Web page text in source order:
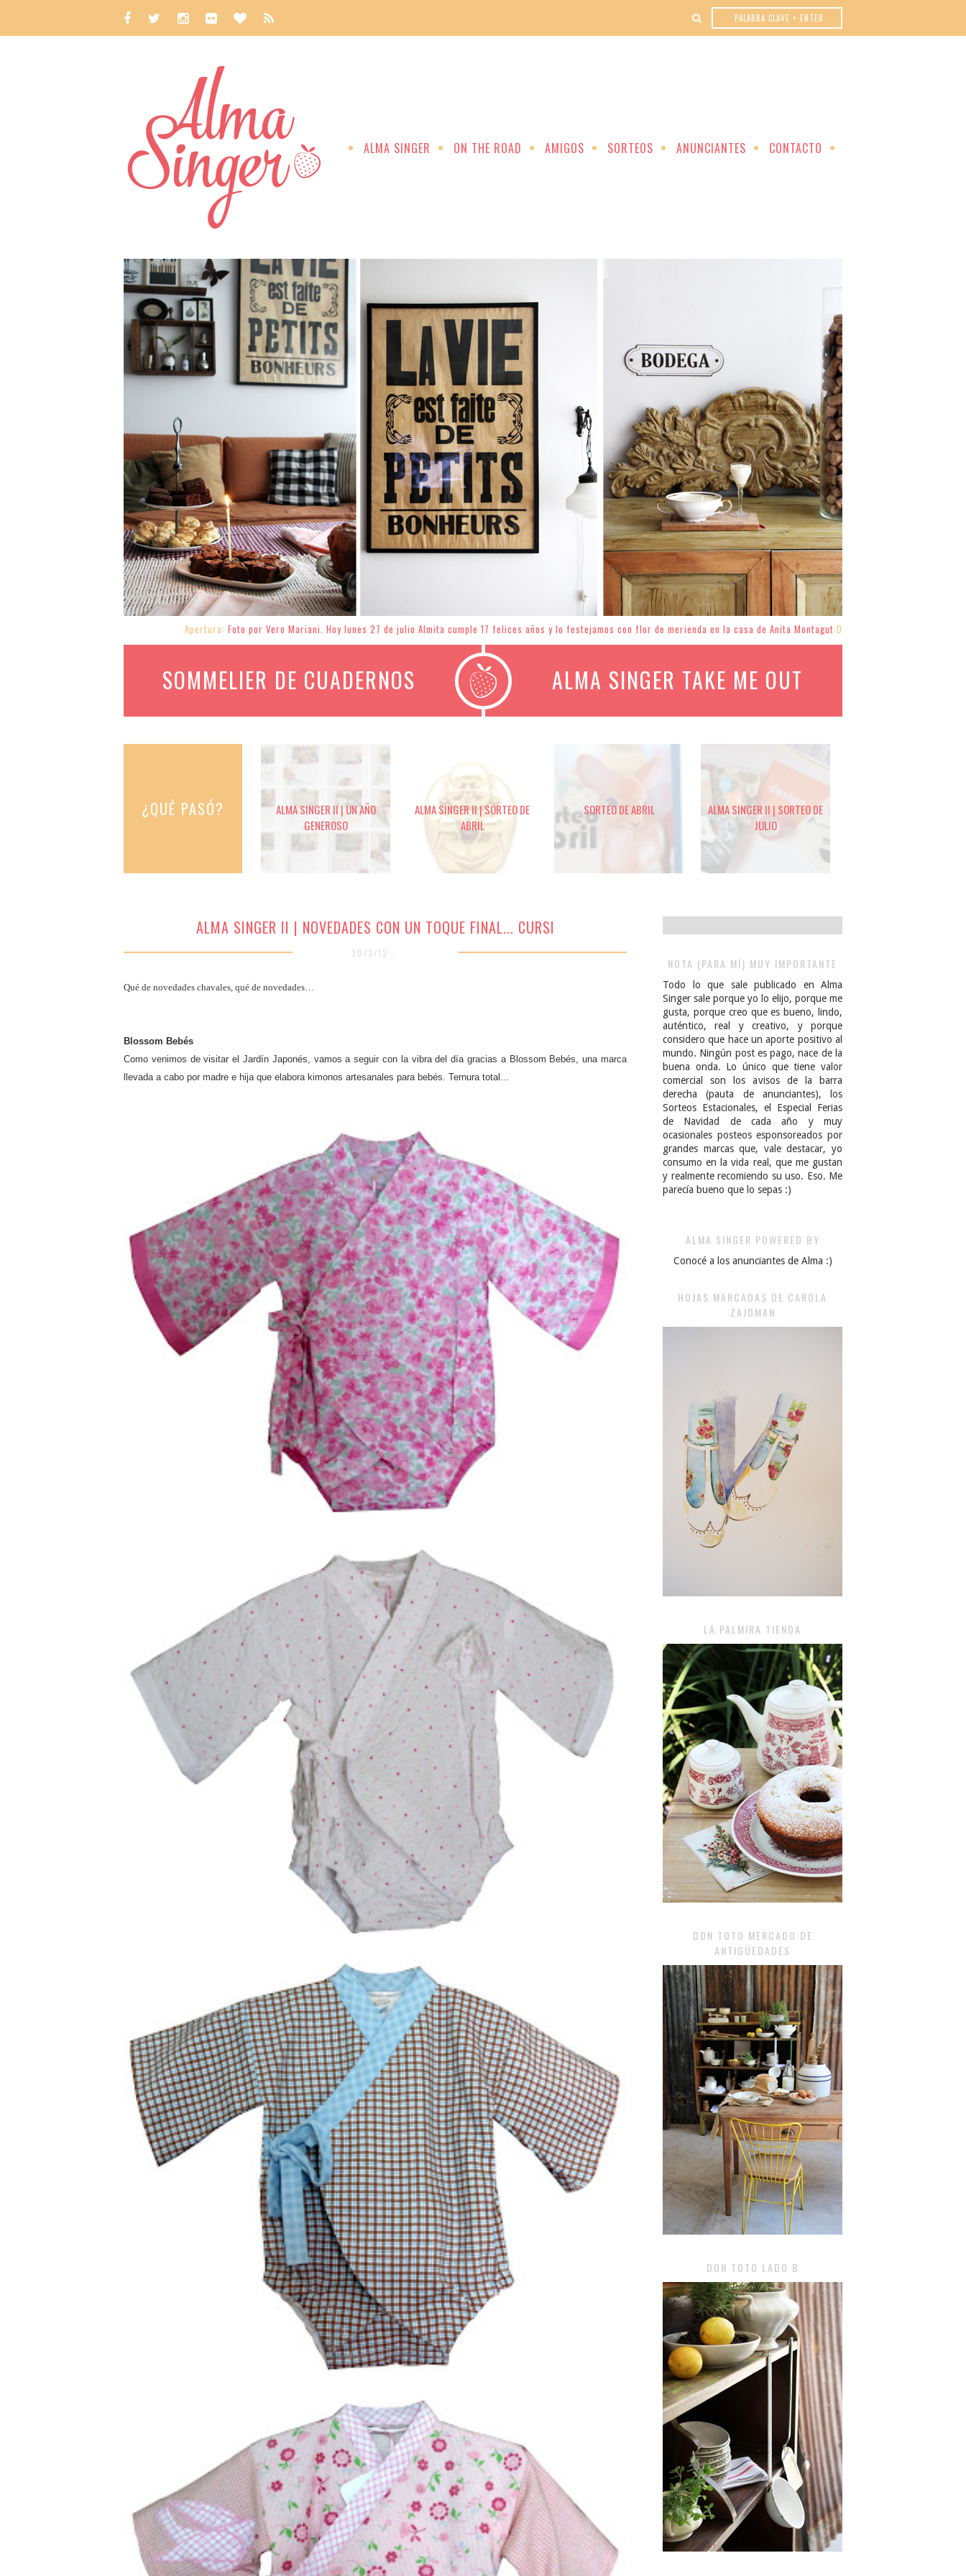
ALMA SINGER ON THE ROAD AMIGOS SORTEOS ANUNCIANTES CONTACTO
Apertura: Foto por Vero Mariani. Hoy lunes 27 de julio Almita cumple 17 felices años y lo festejamos con flor de merienda en la casa de Anita Montagut:D
SOMMELIER DE CUADERNOS ALMA SINGER TAKE ME OUT
¿QUÉ PASÓ?
ALMA SINGER II | UN AÑO
GENEROSO
ALMA SINGER II | SORTEO DE
ABRIL
SORTEO DE ABRIL
ALMA SINGER II | SORTEO DE
JULIO
ALMA SINGER II | NOVEDADES CON UN TOQUE FINAL... CURSI
30/3/12 -
Qué de novedades chavales, qué de novedades…
Blossom Bebés
Como venimos de visitar el Jardín Japonés, vamos a seguir con la vibra del día gracias a Blossom Bebés, una marca
llevada a cabo por madre e hija que elabora kimonos artesanales para bebés. Ternura total…
NOTA (PARA MÍ) MUY IMPORTANTE
Todo lo que sale publicado en Alma
Singer sale porque yo lo elijo, porque me
gusta, porque creo que es bueno, lindo,
auténtico, real y creativo, y porque
considero que hace un aporte positivo al
mundo. Ningún post es pago, nace de la
buena onda. Lo único que tiene valor
comercial son los avisos de la barra
derecha (pauta de anunciantes), los
Sorteos Estacionales, el Especial Ferias
de Navidad de cada año y muy
ocasionales posteos esponsoreados por
grandes marcas que, vale destacar, yo
consumo en la vida real, que me gustan
y realmente recomiendo su uso. Eso. Me
parecía bueno que lo sepas :)
ALMA SINGER POWERED BY
Conocé a los anunciantes de Alma :)
HOJAS MARCADAS DE CAROLA
ZAJDMAN
LA PALMIRA TIENDA
DON TOTO MERCADO DE
ANTIGÜEDADES
DON TOTO LADO B